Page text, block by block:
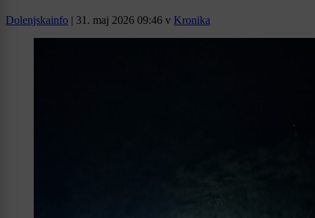
Dolenjskainfo | 31. maj 2026 09:46 v Kronika